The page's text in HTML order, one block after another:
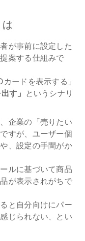
が事前に設定した
案する仕組みで
ードを表示する」
す」
というシナリ
企業の「売りたい
すが、ユーザー個
、設定の手間がか
ルに基づいて商品
が表示されがちで
と自分向けにパー
じられない、とい